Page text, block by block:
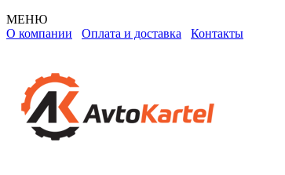
МЕНЮ
О компании Оплата и доставка Контакты